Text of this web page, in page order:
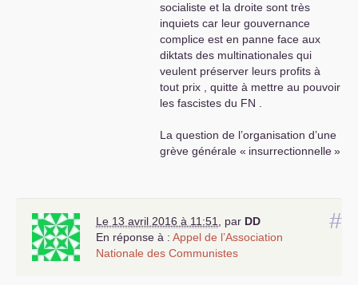
socialiste et la droite sont très
inquiets car leur gouvernance
complice est en panne face aux
diktats des multinationales qui
veulent préserver leurs profits à
tout prix , quitte à mettre au pouvoir
les fascistes du FN
La question de l’organisation d’une
grève générale « insurrectionnelle»
patrons-commerçants-artisans-
professions libérales . Se
débarrasser de l’ élite corrompue
#
Le 13 avril 2016 à 11:51 par DD
En réponse à : Appel de l’Association
Nationale des Communistes